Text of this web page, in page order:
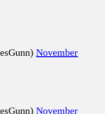
November
November